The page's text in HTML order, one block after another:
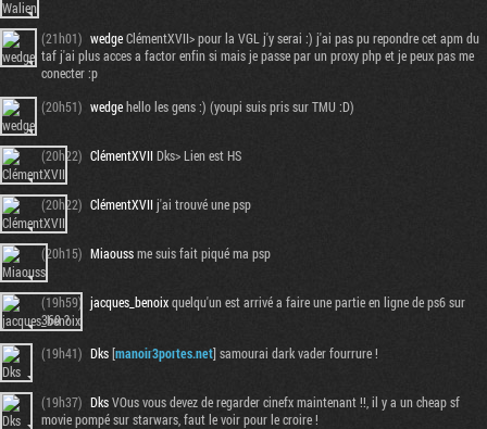
(21h01) wedgeClémentXVII> pour la VGL j'y serai :) j'ai pas pu repondre cet apm du
taf j'ai plus acces a factor enfin si mais je passe par un proxy php et je peux pas me
conecter :p
(20h51) wedgehello les gens :) (youpi suis pris sur TMU :D)
(20h22) ClémentXVIIDks> Lien est HS
(20h22) ClémentXVII j'ai trouvé une psp
(20h15) Miaoussme suis fait piqué ma psp
(19h59) jacques_benoixquelqu'un est arrivé a faire une partie en ligne de ps6 sur
360 ?
(19h41) Dks[manoir3portes.net] samourai dark vader fourrure !
(19h37) DksVOus vous devez de regarder cinefx maintenant !!, il y a un cheap sf
movie pompé sur starwars, faut le voir pour le croire !